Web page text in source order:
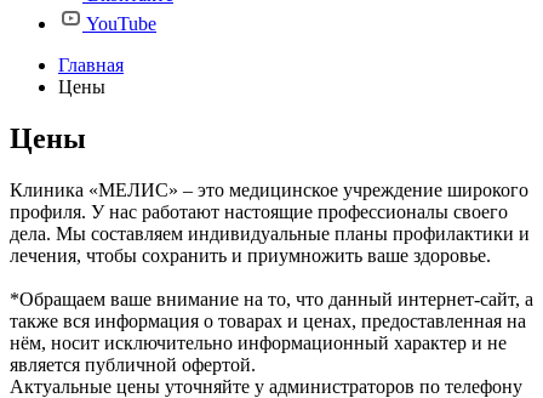
YouTube
Главная
Цены
Цены
Клиника «МЕЛИС» – это медицинское учреждение широкого
профиля. У нас работают настоящие профессионалы своего
дела. Мы составляем индивидуальные планы профилактики и
лечения, чтобы сохранить и приумножить ваше здоровье.
*Обращаем ваше внимание на то, что данный интернет-сайт, а
также вся информация о товарах и ценах, предоставленная на
нём, носит исключительно информационный характер и не
является публичной офертой.
Актуальные цены уточняйте у администраторов по телефону